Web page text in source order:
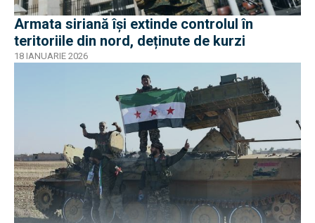
Armata siriană își extinde controlul în
teritoriile din nord, deținute de kurzi
18 IANUARIE 2026